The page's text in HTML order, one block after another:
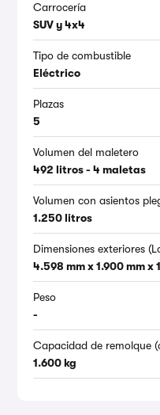
Carrocería
SUV y 4x4
Tipo de combustible
Eléctrico
Plazas
5
Volumen del maletero
492 litros - 4 maletas
Volumen con asientos
1.250 litros
Dimensiones exteriores
4.598 mm x 1.900 mm x
Peso
-
Capacidad de remolque
1.600 kg